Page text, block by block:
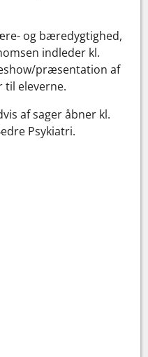
og bæredygtighed,
indleder kl.
præsentation af
til eleverne.
af sager åbner kl.
Psykiatri.